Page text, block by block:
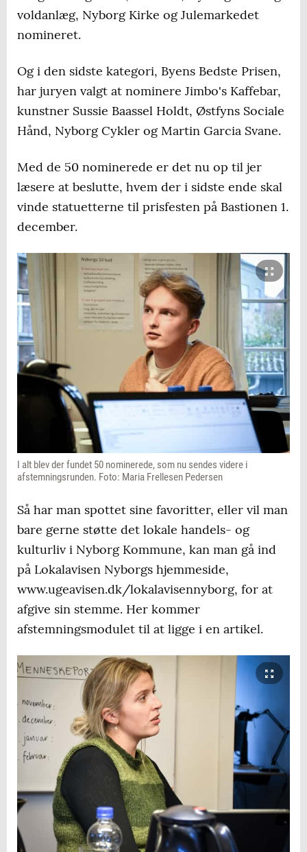
voldanlæg, Nyborg Kirke og Julemarkedet
nomineret.
Og i den sidste kategori, Byens Bedste Prisen,
har juryen valgt at nominere Jimbo's Kaffebar,
kunstner Sussie Baassel Holdt, Østfyns Sociale
Hånd, Nyborg Cykler og Martin Garcia Svane.
Med de 50 nominerede er det nu op til jer
læsere at beslutte, hvem der i sidste ende skal
vinde statuetterne til prisfesten på Bastionen 1.
december.
I alt blev der fundet 50 nominerede, som nu sendes videre i
afstemningsrunden. Foto: Maria Frellesen Pedersen
Så har man spottet sine favoritter, eller vil man
bare gerne støtte det lokale handels- og
kulturliv i Nyborg Kommune, kan man gå ind
på Lokalavisen Nyborgs hjemmeside,
www.ugeavisen.dk/lokalavisennyborg, for at
afgive sin stemme. Her kommer
afstemningsmodulet til at ligge i en artikel.